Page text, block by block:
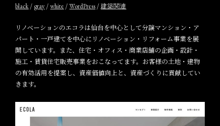
black / gray /white /WordPress /建築関連
リノベーションのエコラは仙台を中心として分譲マンション・ア
パート・一戸建てを中心にリノベーション・リフォーム事業を展
開しています。また、住宅・オフィス・商業店舗の企画・設計・
施工・賃貸住宅販売事業をおこなってます。お客様の土地・建物
の有効活用を提案し、資産価値向上と、資産づくりに貢献してい
きます。